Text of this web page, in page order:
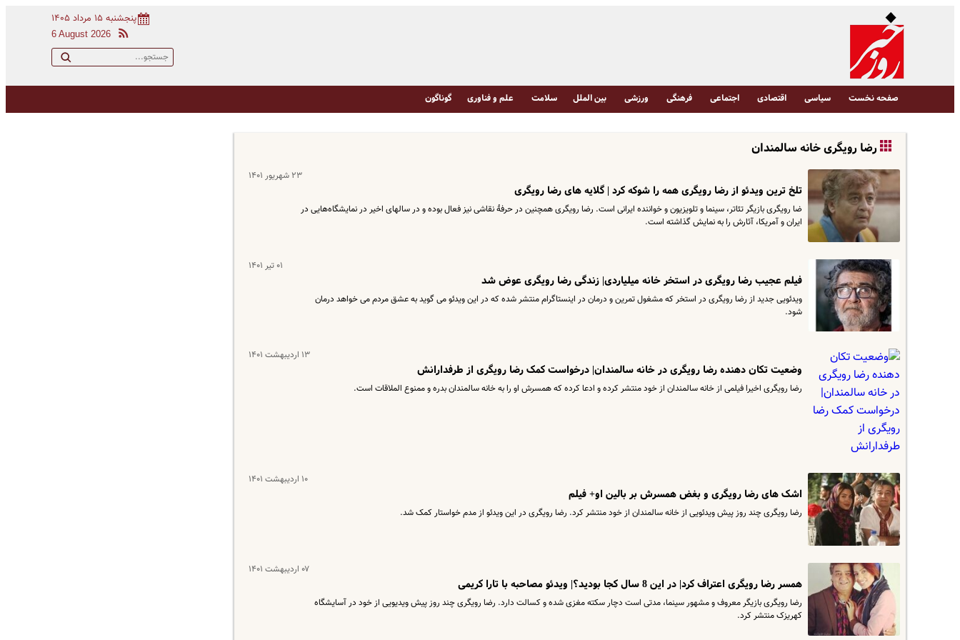
پنجشنبه ۱۵ مرداد ۱۴۰۵
6 August 2026
صفحه نخست سیاسی اقتصادی اجتماعی فرهنگی ورزشی بین الملل سلامت علم و فناوری گوناگون
رضا رویگری خانه سالمندان
۲۳ شهریور ۱۴۰۱
تلخ ترین ویدئو از رضا رویگری همه را شوکه کرد | گلایه های رضا رویگری
ضا رویگری بازیگر تئاتر، سینما و تلویزیون و خواننده ایرانی است. رضا رویگری همچنین در حرفهٔ نقاشی نیز فعال بوده و در سالهای اخیر در نمایشگاه‌هایی در
ایران و آمریکا، آثارش را به نمایش گذاشته است.
۰۱ تیر ۱۴۰۱
فیلم عجیب رضا رویگری در استخر خانه میلیاردی| زندگی رضا رویگری عوض شد
ویدئویی جدید از رضا رویگری‌ در استخر که مشغول تمرین و درمان در اینستاگرام منتشر شده که در این ویدئو می گوید به عشق مردم می خواهد درمان
شود.
۱۳ اردیبهشت ۱۴۰۱
وضعیت تکان دهنده رضا رویگری در خانه سالمندان| درخواست کمک رضا رویگری از طرفدارانش
رضا رویگری اخیرا فیلمی از خانه سالمندان از خود منتشر کرده و ادعا کرده که همسرش او را به خانه سالمندان بدره و ممنوع الملاقات است.
۱۰ اردیبهشت ۱۴۰۱
اشک های رضا رویگری و بغض همسرش بر بالین او+ فیلم
رضا رویگری چند روز پیش ویدئویی از خانه سالمندان از خود منتشر کرد. رضا رویگری در این ویدئو از مدم خواستار کمک شد.
۰۷ اردیبهشت ۱۴۰۱
همسر رضا رویگری اعتراف کرد| در این 8 سال کجا بودید؟| ویدئو مصاحبه با تارا کریمی
رضا رویگری بازیگر معروف و مشهور سینما، مدتی است دچار سکته مغزی شده و کسالت دارد. رضا رویگری چند روز پیش ویدیویی از خود در آسایشگاه
کهریزک منتشر کرد.